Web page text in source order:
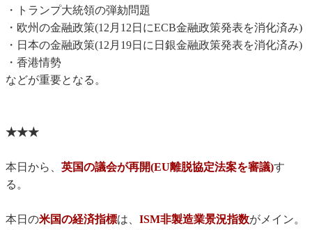
・トランプ大統領の弾劾問題
・欧州の金融政策(12月12日にECB金融政策発表を消化済み)
・日本の金融政策(12月19日に日銀金融政策発表を消化済み)
・香港情勢
などが重要となる。
★★★
本日から、 英国の議会が再開(EU離脱協定法案を審議)す
る。
本日の米国の経済指標は、 ISM非製造業景況指数がメイン。